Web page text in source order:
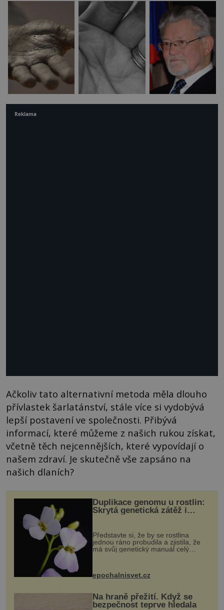
Ačkoliv tato alternativní metoda měla dlouho
přívlastek šarlatánství, stále více si vydobývá
lepší postavení ve společnosti. Přibývá
informací, které můžeme z našich rukou získat,
včetně těch nejcennějších, které vypovídají o
našem zdraví. Je skutečně vše zapsáno na
našich dlaních?
Duplikace genomu u rostlin:
Skrytá genetická zátěž i
Představte si, že by se rostlina
jednou ráno probudila a zjistila, že
má svůj genetický manuál celý
vstupenka...
epochalnisvet.cz
Na hraně přežití. Když se
bezpečnost teprve hledala
Reklama